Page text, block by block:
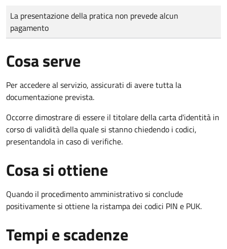
Tipo di pagamento
Importo
La presentazione della pratica non prevede alcun
pagamento
Cosa serve
Per accedere al servizio, assicurati di avere tutta la
documentazione prevista.
Occorre dimostrare di essere il titolare della carta d'identità in
corso di validità della quale si stanno chiedendo i codici,
presentandola in caso di verifiche.
Cosa si ottiene
Quando il procedimento amministrativo si conclude
positivamente si ottiene la ristampa dei codici PIN e PUK.
Tempi e scadenze